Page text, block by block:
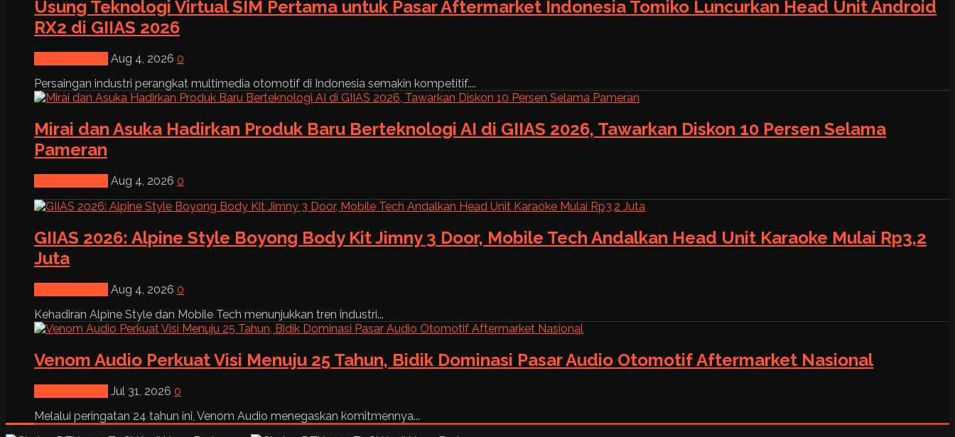
Usung Teknologi Virtual SIM Pertama untuk Pasar Aftermarket Indonesia Tomiko Luncurkan Head Unit Android
RX2 di GIIAS 2026
Aug 4, 2026 0
Persaingan industri perangkat multimedia otomotif di Indonesia semakin kompetitif....
Mirai dan Asuka Hadirkan Produk Baru Berteknologi AI di GIIAS 2026, Tawarkan Diskon 10 Persen Selama
Pameran
Aug 4, 2026 0
GIIAS 2026: Alpine Style Boyong Body Kit Jimny 3 Door, Mobile Tech Andalkan Head Unit Karaoke Mulai Rp3,2
Juta
Aug 4, 2026 0
Kehadiran Alpine Style dan Mobile Tech menunjukkan tren industri...
Venom Audio Perkuat Visi Menuju 25 Tahun, Bidik Dominasi Pasar Audio Otomotif Aftermarket Nasional
Jul 31, 2026 0
Melalui peringatan 24 tahun ini, Venom Audio menegaskan komitmennya...